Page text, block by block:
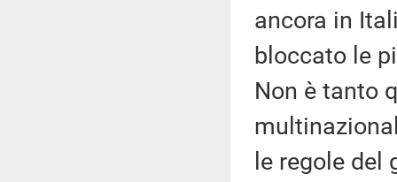
ancora in
bloccato le
Non è tanto
le regole